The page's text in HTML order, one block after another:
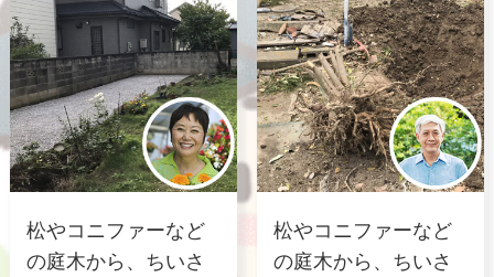
松やコニファーなど
の庭木から、ちいさ
松やコニファーなど
の庭木から、ちいさ